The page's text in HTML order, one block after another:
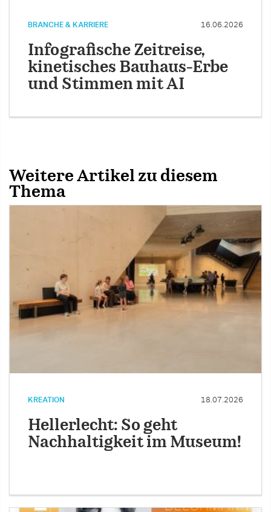
BRANCHE & KARRIERE 16.06.2026
Infografische Zeitreise,
kinetisches Bauhaus-Erbe
und Stimmen mit AI
Weitere Artikel zu diesem
Thema
KREATION 18.07.2026
Hellerlecht: So geht
Nachhaltigkeit im Museum!